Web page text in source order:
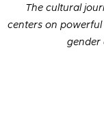
The cultural
centers on
gender